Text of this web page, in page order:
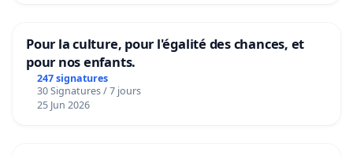
Pour la culture, pour l'égalité des chances, et
pour nos enfants.
247 signatures
30 Signatures / 7 jours
25 Jun 2026